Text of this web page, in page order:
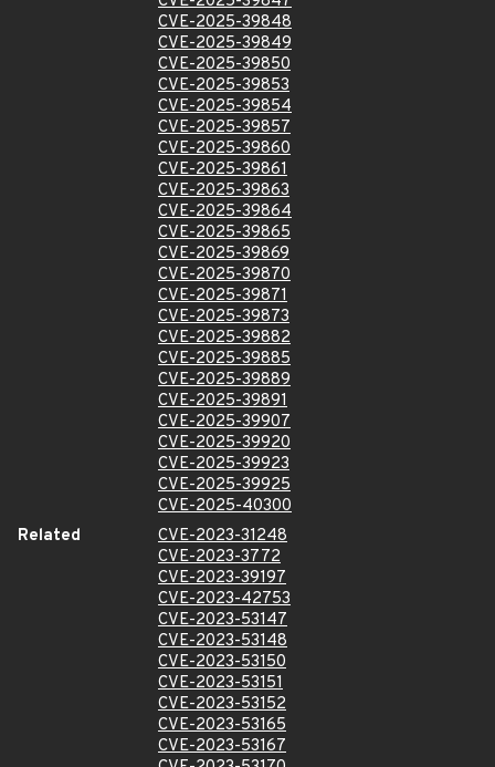
CVE-2025-39848
CVE-2025-39849
CVE-2025-39850
CVE-2025-39853
CVE-2025-39854
CVE-2025-39857
CVE-2025-39860
CVE-2025-39861
CVE-2025-39863
CVE-2025-39864
CVE-2025-39865
CVE-2025-39869
CVE-2025-39870
CVE-2025-39871
CVE-2025-39873
CVE-2025-39882
CVE-2025-39885
CVE-2025-39889
CVE-2025-39891
CVE-2025-39907
CVE-2025-39920
CVE-2025-39923
CVE-2025-39925
CVE-2025-40300
Related
CVE-2023-31248
CVE-2023-3772
CVE-2023-39197
CVE-2023-42753
CVE-2023-53147
CVE-2023-53148
CVE-2023-53150
CVE-2023-53151
CVE-2023-53152
CVE-2023-53165
CVE-2023-53167